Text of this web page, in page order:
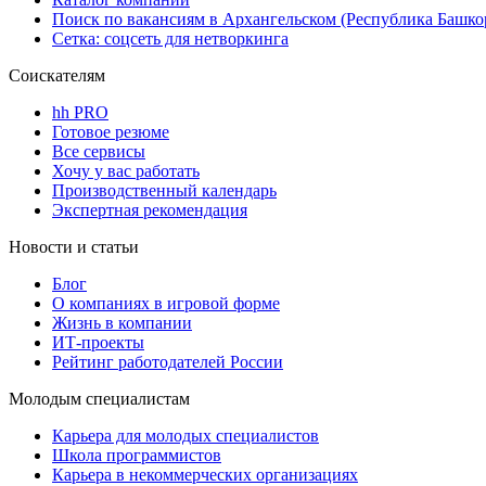
Поиск по вакансиям в Архангельском (Республика
Сетка: соцсеть для нетворкинга
Соискателям
hh PRO
Готовое резюме
Все сервисы
Хочу у вас работать
Производственный календарь
Экспертная рекомендация
Новости и статьи
Блог
О компаниях в игровой форме
Жизнь в компании
ИТ-проекты
Рейтинг работодателей России
Молодым специалистам
Карьера для молодых специалистов
Школа программистов
Карьера в некоммерческих организациях